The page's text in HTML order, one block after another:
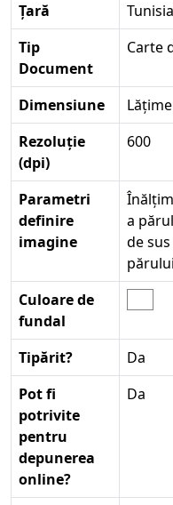
Țară
Tunisia
Tip
Document
Carte
Dimensiune
Rezoluție
(dpi)
600
Parametri
definire
imagine
a
de
Culoare de
fundal
Tipărit?
Da
Pot fi
potrivite
pentru
depunerea
online?
Da